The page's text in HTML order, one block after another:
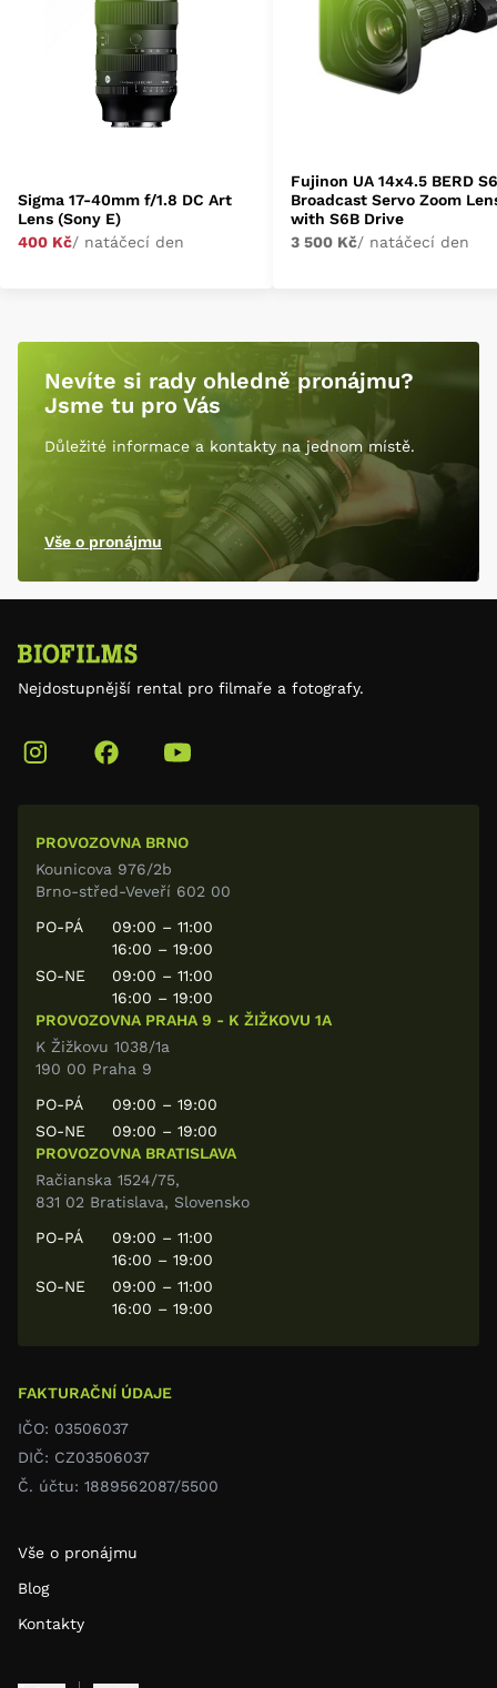
Sigma 17-40mm f/1.8 DC Art
Lens (Sony E)
400 Kč/ natáčecí den
Fujinon UA 14x4.5 BERD
Broadcast Servo Zoom
with S6B Drive
3 500 Kč/ natáčecí den
Nevíte si rady ohledně pronájmu?
Jsme tu pro Vás
Důležité informace a kontakty na jednom místě.
Vše o pronájmu
Nejdostupnější rental pro filmaře a fotografy.
Vše o pronájmu
Blog
Kontakty
FAKTURAČNÍ ÚDAJE
IČO: 03506037
DIČ: CZ03506037
Č. účtu: 1889562087/5500
PROVOZOVNA BRNO
Kounicova 976/2b
Brno-střed-Veveří 602 00
PO-PÁ
09:00 – 11:00
16:00 – 19:00
SO-NE
09:00 – 11:00
16:00 – 19:00
PROVOZOVNA PRAHA 9 - K ŽIŽKOVU 1A
K Žižkovu 1038/1a
190 00 Praha 9
PO-PÁ
09:00 – 19:00
SO-NE
09:00 – 19:00
PROVOZOVNA BRATISLAVA
Račianska 1524/75,
831 02 Bratislava, Slovensko
PO-PÁ
09:00 – 11:00
16:00 – 19:00
SO-NE
09:00 – 11:00
16:00 – 19:00